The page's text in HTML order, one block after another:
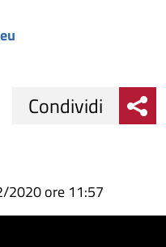
su
Facebook
Condividi
su
Condividi
Condividi
2020 ore 11:57